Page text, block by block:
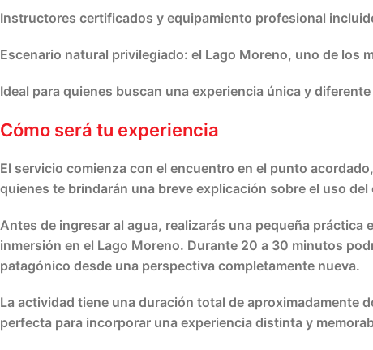
Instructores certificados y equipamiento profesional
Escenario natural privilegiado: el Lago Moreno, uno de los
Ideal para quienes buscan una experiencia única y
Cómo será tu experiencia
El servicio comienza con el encuentro en el punto
quienes te brindarán una breve explicación sobre el uso
Antes de ingresar al agua, realizarás una pequeña
inmersión en el Lago Moreno. Durante 20 a 30 minutos
patagónico desde una perspectiva completamente nueva.
La actividad tiene una duración total de aproximadamente
perfecta para incorporar una experiencia distinta y